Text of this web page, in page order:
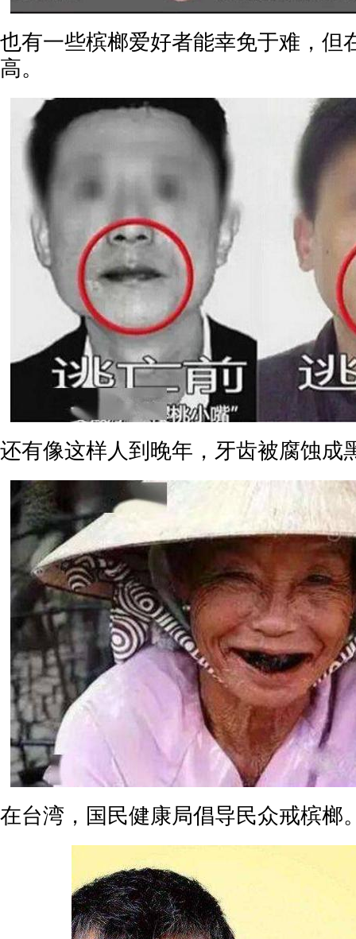
也有一些槟榔爱好者能幸免于难，但
高。
还有像这样人到晚年，牙齿被腐蚀成
在台湾，国民健康局倡导民众戒槟榔